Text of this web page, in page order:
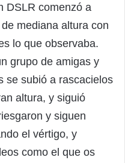
DSLR comenzó a
mediana altura con
lo que observaba.
grupo de amigas y
se subió a rascacielos
altura, y siguió
y siguen
el vértigo, y
como el que os